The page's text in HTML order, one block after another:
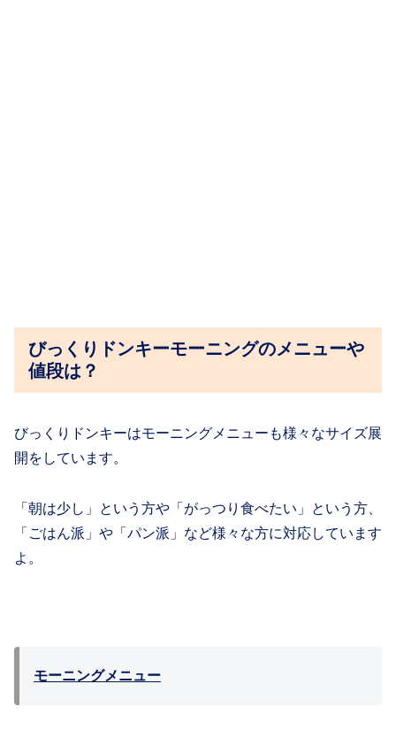
びっくりドンキーモーニングのメニューや
値段は？
びっくりドンキーはモーニングメニューも様々なサイズ展
開をしています。
「朝は少し」という方や「がっつり食べたい」という方、
「ごはん派」や「パン派」など様々な方に対応しています
よ。
モーニングメニュー